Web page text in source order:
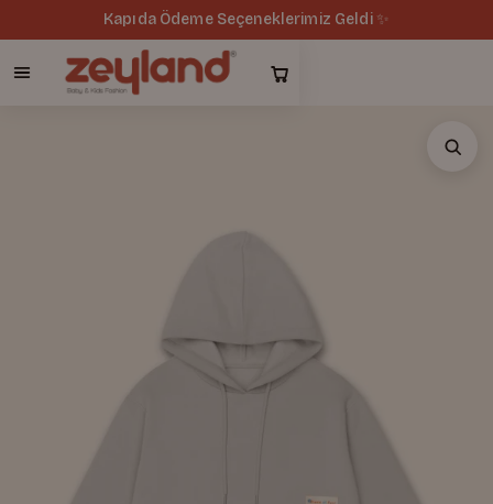
Kapıda Ödeme Seçeneklerimiz Geldi ✨